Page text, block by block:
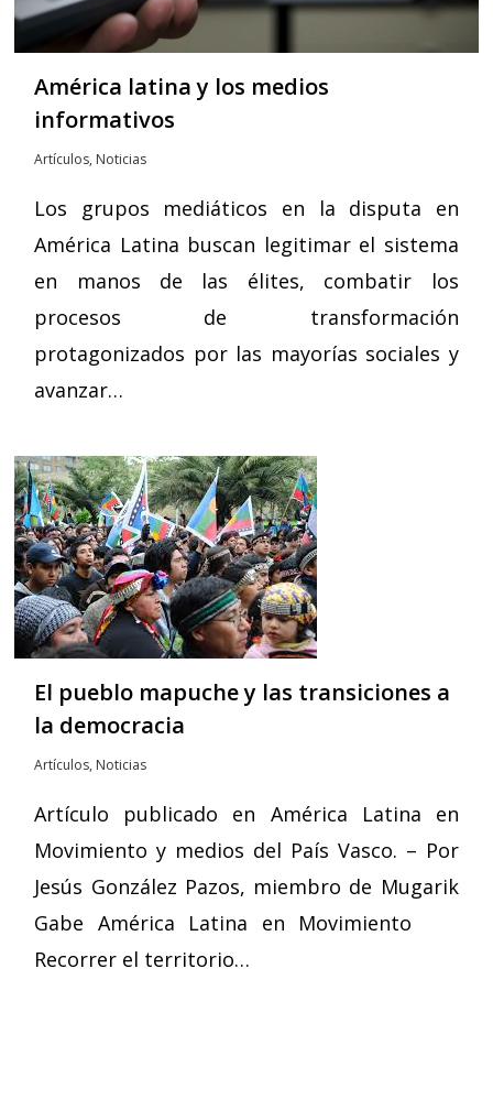
América latina y los medios
informativos
Artículos, Noticias
Los grupos mediáticos en la disputa en
América Latina buscan legitimar el sistema
en manos de las élites, combatir los
procesos de transformación
protagonizados por las mayorías sociales y
avanzar…
El pueblo mapuche y las transiciones a
la democracia
Artículos, Noticias
Artículo publicado en América Latina en
Movimiento y medios del País Vasco. – Por
Jesús González Pazos, miembro de Mugarik
Gabe América Latina en Movimiento
Recorrer el territorio…